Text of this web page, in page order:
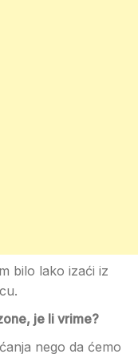
bilo lako izaći iz
je li vrime?
nego da ćemo